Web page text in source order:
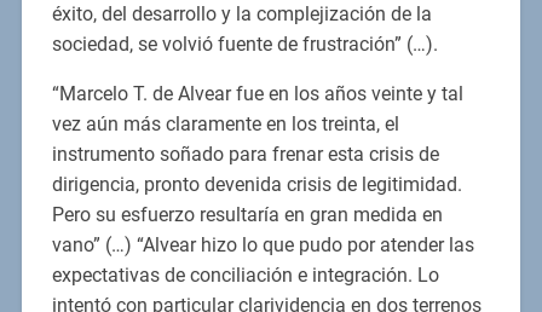
éxito, del desarrollo y la complejización de la
sociedad, se volvió fuente de frustración” (…).
“Marcelo T. de Alvear fue en los años veinte y tal
vez aún más claramente en los treinta, el
instrumento soñado para frenar esta crisis de
dirigencia, pronto devenida crisis de legitimidad.
Pero su esfuerzo resultaría en gran medida en
vano” (…) “Alvear hizo lo que pudo por atender las
expectativas de conciliación e integración. Lo
intentó con particular clarividencia en dos terrenos